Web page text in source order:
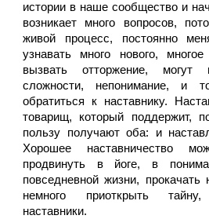
истории в наше сообщество и
возникает много вопросов,
живой процесс, постоянно
узнавать много нового,
вызвать отторжение, могут
сложности, непонимание, и
обратиться к наставнику.
товарищ, который поддержит,
пользу получают оба: и
Хорошее наставничество
продвинуть в йоге, в
повседневной жизни,
немного приоткрыть тайну,
наставники.